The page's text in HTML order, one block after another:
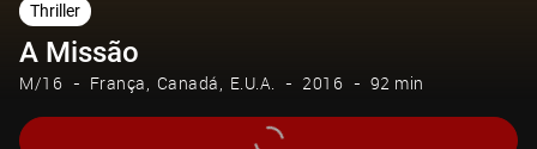
Thriller
A Missão
M/16 França Canadá E.U.A. 2016 92 min